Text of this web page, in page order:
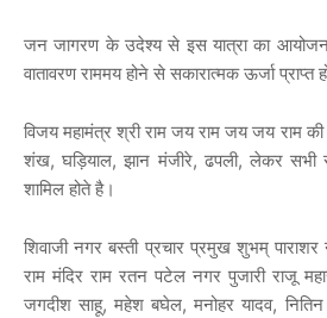
जन जागरण के उदेश्य से इस यात्रा का
वातावरण राममय होने से सकारात्मक ऊर्जा प्राप्त
विजय महामंत्र श्री राम जय राम जय जय राम
शंख, घड़ियाल, झान मंजीरे, ढपली, लेकर सभी
शामिल होते है।
शिवाजी नगर बस्ती प्रचार प्रमुख शुभम् पाराशर
राम मंदिर राम रतन पटेल नगर पुजारी राजू
जगदीश साहू, महेश बघेल, मनोहर यादव,